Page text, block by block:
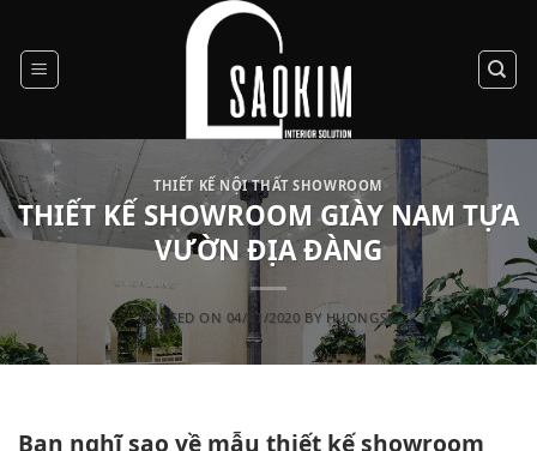
content
THIẾT KẾ NỘI THẤT SHOWROOM
THIẾT KẾ SHOWROOM GIÀY NAM TỰA
VƯỜN ĐỊA ĐÀNG
POSTED ON 04/01/2020 BY HUONGSK
Bạn nghĩ sao về mẫu thiết kế showroom